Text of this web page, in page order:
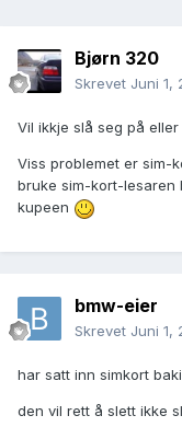
Bjørn 320
Skrevet Juni 1,
Vil ikkje slå seg på
Viss problemet er sim-
bruke sim-kort-lesaren
kupeen
bmw-eier
Skrevet Juni 1,
har satt inn simkort
den vil rett å slett ikke